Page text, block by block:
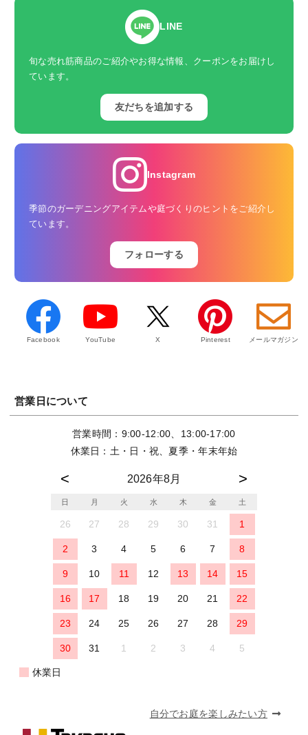
LINE
旬な売れ筋商品のご紹介やお得な情報、クーポンをお届けし
ています。
友だちを追加する
Instagram
季節のガーデニングアイテムや庭づくりのヒントをご紹介し
ています。
フォローする
Facebook YouTube X Pinterest メールマガジン
営業日について
営業時間：9:00-12:00、13:00-17:00
休業日：土・日・祝、夏季・年末年始
2026年8月
日 月 火 水 木 金 土
26 27 28 29 30 31 1
2 3 4 5 6 7 8
9 10 11 12 13 14 15
16 17 18 19 20 21 22
23 24 25 26 27 28 29
30 31 1 2 3 4 5
休業日
自分でお庭を楽しみたい方